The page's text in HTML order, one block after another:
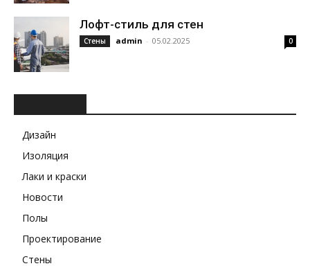
Лофт-стиль для стен
Стены admin - 05.02.2025 0
Дизайн
Изоляция
Лаки и краски
Новости
Полы
Проектирование
Стены